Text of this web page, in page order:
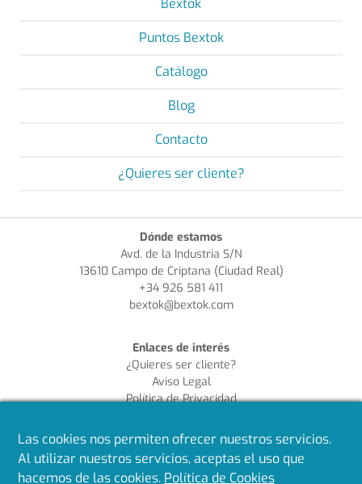
Bextok
Puntos Bextok
Catálogo
Blog
Contacto
¿Quieres ser cliente?
Dónde estamos
Avd. de la Industria S/N
13610 Campo de Criptana (Ciudad Real)
+34 926 581 411
bextok@bextok.com
Enlaces de interés
¿Quieres ser cliente?
Aviso Legal
Política de Privacidad
Política de Calidad
Síguenos en redes
Las cookies nos permiten ofrecer nuestros servicios.
Al utilizar nuestros servicios, aceptas el uso que
hacemos de las cookies. Política de Cookies